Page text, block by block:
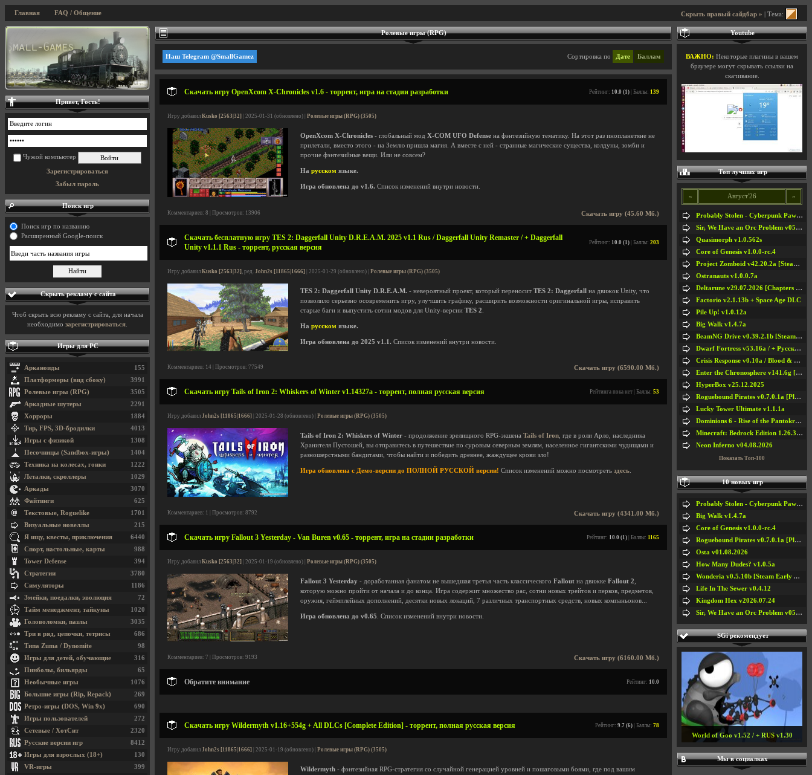
Скрыть правый сайдбар » | Тема:
Главная FAQ / Общение
Ролевые игры (RPG)
Сортировка по Дате Баллам
Наш Telegram @SmallGamez
Скачать игру OpenXcom X-Chronicles v1.6 - торрент, игра на стадии разработки Рейтинг: 10.0 (1) | Баллы: 139
Игру добавил Kusko [2563|32] | 2025-01-31 (обновлено) | Ролевые игры (RPG) (3505)
OpenXcom X-Chronicles - глобальный мод X-COM UFO Defense на фэнтезийную тематику. На этот раз инопланетяне не
прилетали, вместо этого - на Землю пришла магия. А вместе с ней - странные магические существа, колдуны, зомби и
прочие фэнтезийные вещи. Или не совсем?
На русском языке.
Игра обновлена до v1.6. Список изменений внутри новости.
Скачать игру (45.60 Мб.)
Комментариев: 8 | Просмотров: 13906
Скачать бесплатную игру TES 2: Daggerfall Unity D.R.E.A.M. 2025 v1.1 Rus / Daggerfall Unity Remaster / + Daggerfall
Unity v1.1.1 Rus - торрент, русская версия
Рейтинг: 10.0 (1) | Баллы: 203
Игру добавил Kusko [2563|32], ред. John2s [11865|1666] | 2025-01-29 (обновлено) | Ролевые игры (RPG) (3505)
TES 2: Daggerfall Unity D.R.E.A.M. - невероятный проект, который переносит TES 2: Daggerfall на движок Unity, что
позволило серьезно осовременить игру, улучшить графику, расширить возможности оригинальной игры, исправить
старые баги и выпустить сотни модов для Unity-версии TES 2
На русском языке.
Игра обновлена до 2025 v1.1. Список изменений внутри новости.
Скачать игру (6590.00 Мб.)
Комментариев: 14 | Просмотров: 77549
Скачать игру Tails of Iron 2: Whiskers of Winter v1.14327a - торрент, полная русская версия Рейтинга пока нет | Баллы: 53
Игру добавил John2s [11865|1666] | 2025-01-28 (обновлено) | Ролевые игры (RPG) (3505)
Tails of Iron 2: Whiskers of Winter - продолжение зрелищного RPG-экшена Tails of Iron , где в роли Арло, наследника
Хранителя Пустошей, вы отправитесь в путешествие по суровым северным землям, населенное гигантскими чудищами и
разношерстными бандитами, чтобы найти и победить древнее, жаждущее крови зло!
Игра обновлена с Демо-версии до ПОЛНОЙ РУССКОЙ версии! Список изменений можно посмотреть здесь
Скачать игру (4341.00 Мб.)
Комментариев: 1 | Просмотров: 8792
Скачать игру Fallout 3 Yesterday - Van Buren v0.65 - торрент, игра на стадии разработки Рейтинг: 10.0 (1) | Баллы: 1165
Игру добавил Kusko [2563|32] | 2025-01-19 (обновлено) | Ролевые игры (RPG) (3505)
Fallout 3 Yesterday - доработанная фанатом не вышедшая третья часть классического Fallout на движке Fallout 2
которую можно пройти от начала и до конца. Игра содержит множество рас, сотни новых трейтов и перков, предметов,
оружия, геймплейных дополнений, десятки новых локаций, 7 различных транспортных средств, новых компаньонов...
Игра обновлена до v0.65 . Список изменений внутри новости.
Скачать игру (6160.00 Мб.)
Комментариев: 7 | Просмотров: 9193
Обратите внимание Рейтинг: 10.0
Скачать игру Wildermyth v1.16+554g + All DLCs [Complete Edition] - торрент, полная русская версия Рейтинг: 9.7 (6) | Баллы: 78
Игру добавил John2s [11865|1666] | 2025-01-19 (обновлено) | Ролевые игры (RPG) (3505)
Wildermyth - фэнтезийная RPG-стратегия со случайной генерацией уровней и пошаговыми боями, где под вашим
Привет, Гость!
Чужой компьютер
Зарегистрироваться
Забыл пароль
Поиск игр
Поиск игр по названию
Расширенный Google-поиск
Скрыть рекламу с сайта
Чтоб скрыть всю рекламу с сайта, для начала
необходимо зарегистрироваться
Игры для PC
155
Арканоиды
3991
Платформеры (вид сбоку)
3505
Ролевые игры (RPG)
2291
Аркадные шутеры
1884
Хорроры
4013
Тир, FPS, 3D-бродилки
1308
Игры с физикой
1404
Песочницы (Sandbox-игры)
1222
Техника на колесах, гонки
1029
Леталки, скроллеры
3070
Аркады
625
Файтинги
1701
Текстовые, Roguelike
215
Визуальные новеллы
6440
Я ищу, квесты, приключения
988
Спорт, настольные, карты
394
Tower Defense
3780
Стратегии
1186
Симуляторы
72
Змейки, поедалки, эволюция
1020
Тайм менеджмент, тайкуны
3035
Головоломки, пазлы
686
Три в ряд, цепочки, тетрисы
98
Типа Zuma / Dynomite
316
Игры для детей, обучающие
65
Пинболы, бильярды
1076
Необычные игры
269
Большие игры (Rip, Repack)
690
Ретро-игры (DOS, Win 9x)
272
Игры пользователей
2320
Сетевые / ХотСит
8412
Русские версии игр
130
Игры для взрослых (18+)
399
VR-игры
Youtube
ВАЖНО: Некоторые плагины в вашем
браузере могут скрывать ссылки на
скачивание.
Топ лучших игр
« Август'26 »
Probably Stolen - Cyberpunk Pawnshop Simulator v048c [Playtest]
Sir, We Have an Orc Problem v05.08.2026
Quasimorph v1.0.562s
Core of Genesis v1.0.0-rc.4
Project Zomboid v42.20.2a [Steam Early Access]
Ostranauts v1.0.0.7a
Deltarune v29.07.2026 [Chapters 1-5] / + RUS [Chapters 1-5]
Factorio v2.1.13b + Space Age DLC
Pile Up! v1.0.12a
Big Walk v1.4.7a
BeamNG Drive v0.39.2.1b [Steam Early Access]
Dwarf Fortress v53.16a / + Русская Версия v50.12a
Crisis Response v0.10a / Blood & Bullet
Enter the Chronosphere v141.6g [Steam Early Access]
HyperBox v25.12.2025
Roguebound Pirates v0.7.0.1a [Playtest]
Lucky Tower Ultimate v1.1.1a
Dominions 6 - Rise of the Pantokrator v6.35a
Minecraft: Bedrock Edition 1.26.33.1a / + TLauncher v2.89
Neon Inferno v04.08.2026
Показать Топ-100
10 новых игр
Probably Stolen - Cyberpunk Pawnshop Simulator v048c [Playtest]
Big Walk v1.4.7a
Core of Genesis v1.0.0-rc.4
Roguebound Pirates v0.7.0.1a [Playtest]
Osta v01.08.2026
How Many Dudes? v1.0.5a
Wonderia v0.5.10b [Steam Early Access]
Life In The Sewer v0.4.12
Kingdom Hex v2026.07.24
Sir, We Have an Orc Problem v05.08.2026
SGi рекомендует
World of Goo v1.52 / + RUS v1.30
Мы в социалках